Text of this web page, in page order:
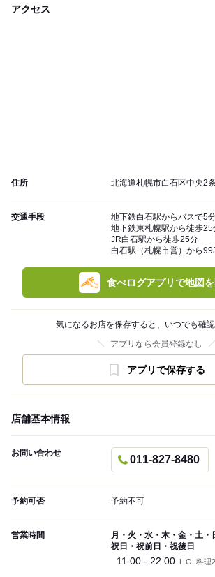
アクセス
住所 北海道札幌市白石区中央2
交通手段
地下鉄白石駅からバスで5
地下鉄東札幌駅から徒歩25
JR白石駅から徒歩25分
白石駅（札幌市営）から
食べログアプリで地図を
気になるお店を保存すると、いつでも確認
アプリなら会員登録なし
アプリで保存する
店舗基本情報
お問い合わせ
011-827-8480
予約可否 予約不可
営業時間
月・火・水・木・金・土・
祝日・祝前日・祝後日
11:00 - 22:00 L.O. 料理